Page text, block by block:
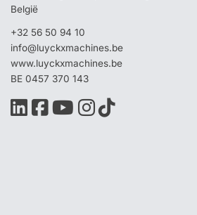
België
+32 56 50 94 10
info@luyckxmachines.be
www.luyckxmachines.be
BE 0457 370 143